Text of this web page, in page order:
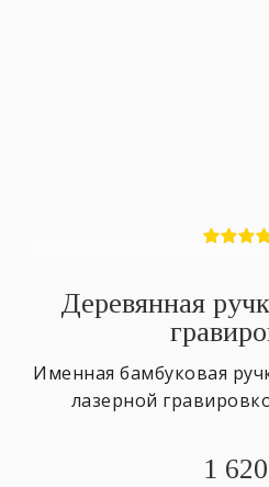
Деревянная
Именная бамбуковая
лазерной
1 620